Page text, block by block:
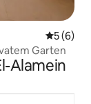
5 (6)
Garten
Alamein